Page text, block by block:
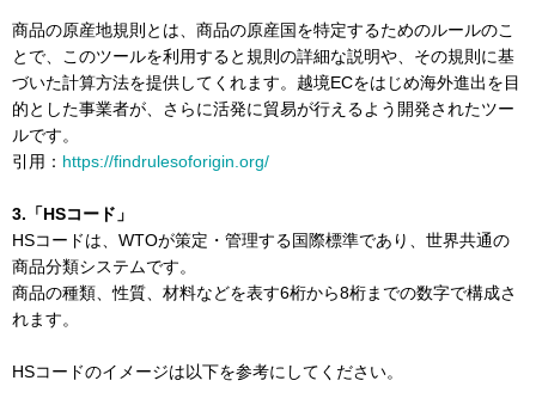
商品の原産地規則とは、商品の原産国を特定するためのルールのこ
とで、このツールを利用すると規則の詳細な説明や、その規則に基
づいた計算方法を提供してくれます。越境ECをはじめ海外進出を目
的とした事業者が、さらに活発に貿易が行えるよう開発されたツー
ルです。
引用： https://findrulesoforigin.org/
3.「HSコード」
HSコードは、WTOが策定・管理する国際標準であり、世界共通の
商品分類システムです。
商品の種類、性質、材料などを表す6桁から8桁までの数字で構成さ
れます。
HSコードのイメージは以下を参考にしてください。